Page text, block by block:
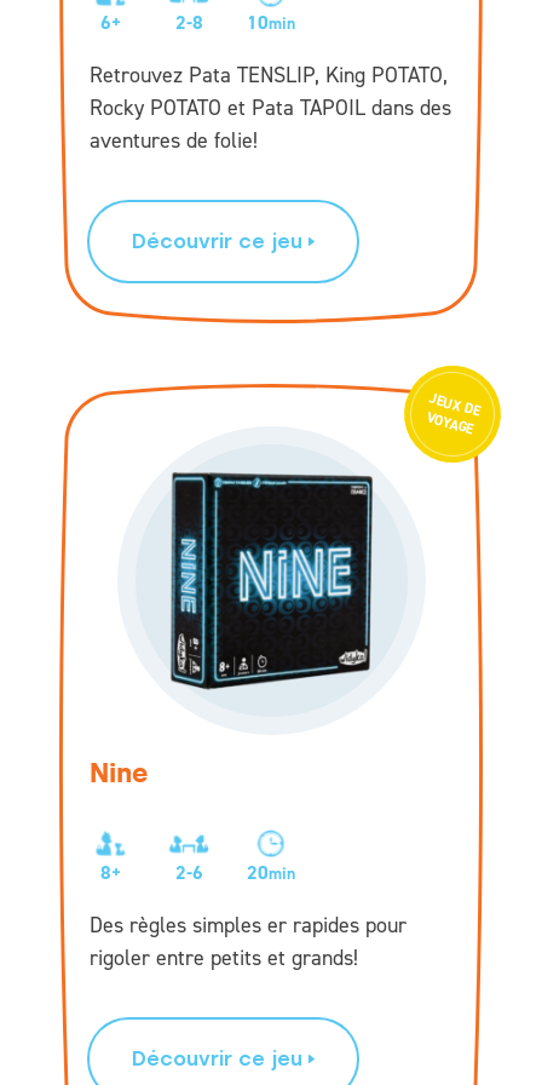
6+ 2-8 10min
Retrouvez Pata TENSLIP, King POTATO,
Rocky POTATO et Pata TAPOIL dans des
aventures de folie!
Découvrir ce jeu
JEU
X D
E
VOYAGE
Nine
8+ 2-6 20min
Des règles simples er rapides pour
rigoler entre petits et grands!
Découvrir ce jeu